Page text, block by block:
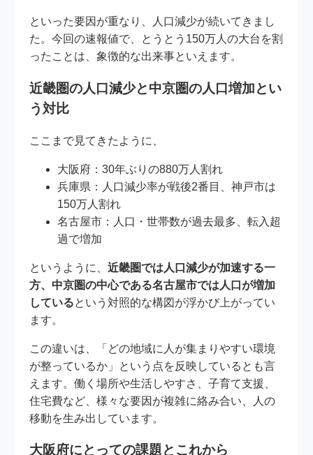
といった要因が重なり、人口減少が続いてきまし
た。今回の速報値で、とうとう150万人の大台を割
ったことは、象徴的な出来事といえます。
近畿圏の人口減少と中京圏の人口増加とい
う対比
ここまで見てきたように、
大阪府：30年ぶりの880万人割れ
兵庫県：人口減少率が戦後2番目、神戸市は
150万人割れ
名古屋市：人口・世帯数が過去最多、転入超
過で増加
というように、近畿圏では人口減少が加速する一
方、中京圏の中心である名古屋市では人口が増加
しているという対照的な構図が浮かび上がってい
ます。
この違いは、「どの地域に人が集まりやすい環境
が整っているか」という点を反映しているとも言
えます。働く場所や生活しやすさ、子育て支援、
住宅費など、様々な要因が複雑に絡み合い、人の
移動を生み出しています。
大阪府にとっての課題とこれから